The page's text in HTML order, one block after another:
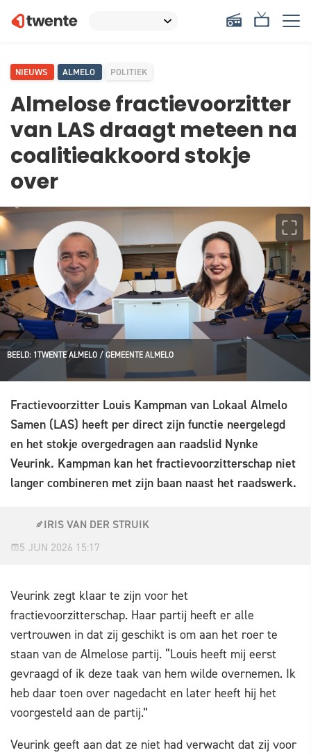
NIEUWS ALMELO POLITIEK
Almelose fractievoorzitter
van LAS draagt meteen na
coalitieakkoord stokje
over
BEELD: 1TWENTE ALMELO / GEMEENTE ALMELO
Fractievoorzitter Louis Kampman van Lokaal Almelo
Samen (LAS) heeft per direct zijn functie neergelegd
en het stokje overgedragen aan raadslid Nynke
Veurink. Kampman kan het fractievoorzitterschap niet
langer combineren met zijn baan naast het raadswerk.
IRIS VAN DER STRUIK
5 JUN 2026 15:17
Veurink zegt klaar te zijn voor het
fractievoorzitterschap. Haar partij heeft er alle
vertrouwen in dat zij geschikt is om aan het roer te
staan van de Almelose partij. “Louis heeft mij eerst
gevraagd of ik deze taak van hem wilde overnemen. Ik
heb daar toen over nagedacht en later heeft hij het
voorgesteld aan de partij.”
Veurink geeft aan dat ze niet had verwacht dat zij voor